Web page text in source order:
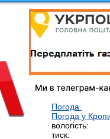
Погода
Погода у
вологість:
тиск: